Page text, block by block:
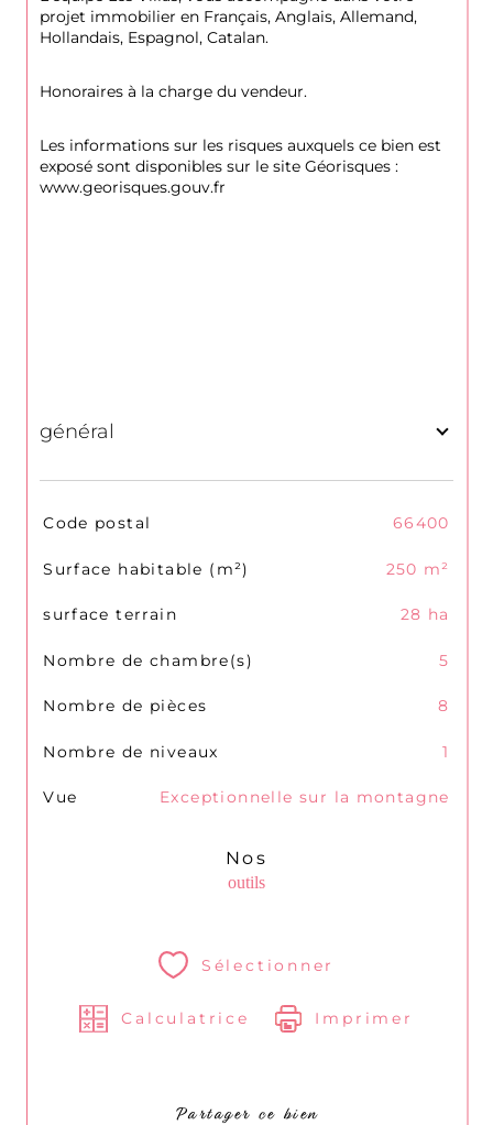
projet immobilier en Français, Anglais, Allemand,
Hollandais, Espagnol, Catalan.
Honoraires à la charge du vendeur.
Les informations sur les risques auxquels ce bien est
exposé sont disponibles sur le site Géorisques :
www.georisques.gouv.fr
général
TRAD_SIROCCO_Caracteristique
Code postal 66400
Surface habitable (m²) 250 m²
surface terrain 28 ha
Nombre de chambre(s) 5
Nombre de pièces 8
Nombre de niveaux 1
Vue Exceptionnelle sur la montagne
Nos
outils
Sélectionner
Calculatrice Imprimer
Partager ce bien